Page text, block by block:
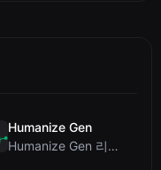
Humanize Gen
Humanize Gen 리뷰: 이 무료 AI 휴머나이저 심층 분석